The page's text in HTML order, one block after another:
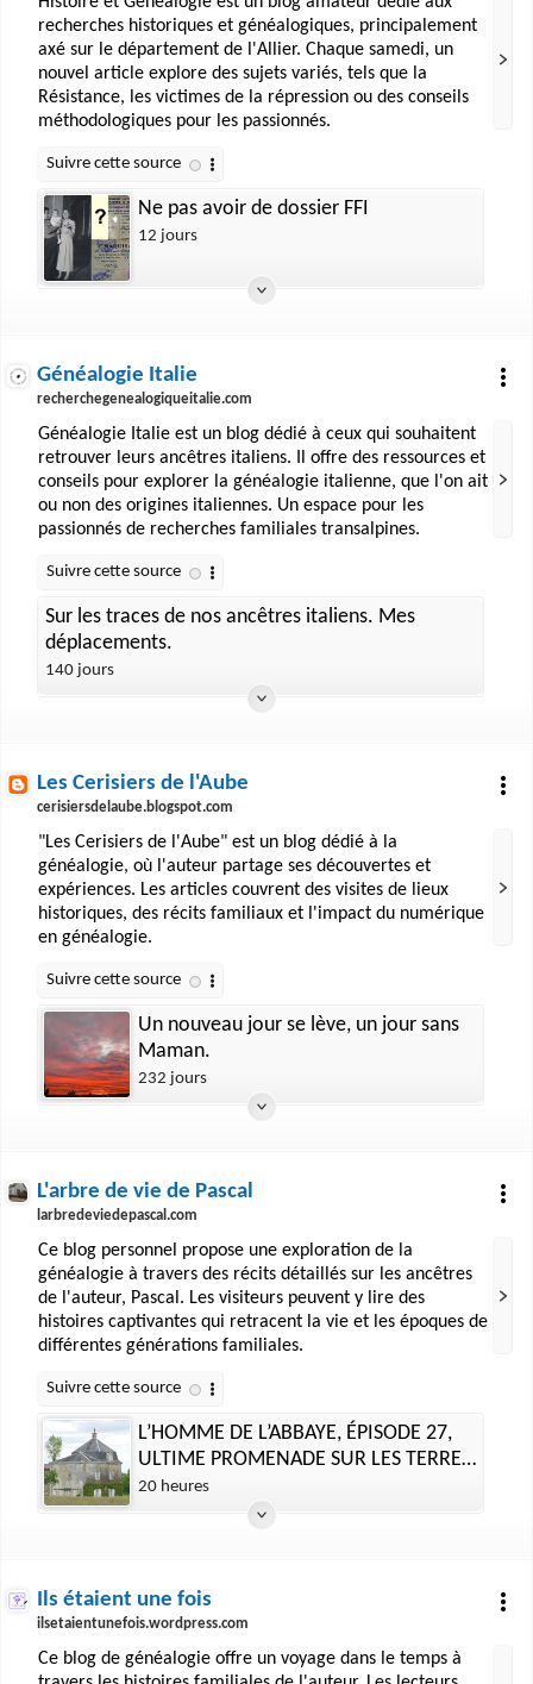
recherches historiques et généalogiques, principalement
axé sur le département de l'Allier. Chaque samedi, un
nouvel article explore des sujets variés, tels que la
Résistance, les victimes de la répression ou des conseils
méthodologiques pour les passionnés.
Ne pas avoir de dossier FFI
12 jours
Généalogie Italie
recherchegenealogiqueitalie.com
Généalogie Italie est un blog dédié à ceux qui souhaitent
retrouver leurs ancêtres italiens. Il offre des ressources et
conseils pour explorer la généalogie italienne, que l'on ait
ou non des origines italiennes. Un espace pour les
passionnés de recherches familiales transalpines.
Sur les traces de nos ancêtres italiens. Mes
déplacements.
140 jours
Les Cerisiers de l'Aube
cerisiersdelaube.blogspot.com
"Les Cerisiers de l'Aube" est un blog dédié à la
généalogie, où l'auteur partage ses découvertes et
expériences. Les articles couvrent des visites de lieux
historiques, des récits familiaux et l'impact du numérique
en généalogie.
Un nouveau jour se lève, un jour sans
Maman.
232 jours
L'arbre de vie de Pascal
larbredeviedepascal.com
Ce blog personnel propose une exploration de la
généalogie à travers des récits détaillés sur les ancêtres
de l'auteur, Pascal. Les visiteurs peuvent y lire des
histoires captivantes qui retracent la vie et les époques de
différentes générations familiales.
L’HOMME DE L’ABBAYE, ÉPISODE 27,
ULTIME PROMENADE SUR LES TERRES
DE L’ABBAYE
20 heures
Ils étaient une fois
ilsetaientunefois.wordpress.com
Ce blog de généalogie offre un voyage dans le temps à